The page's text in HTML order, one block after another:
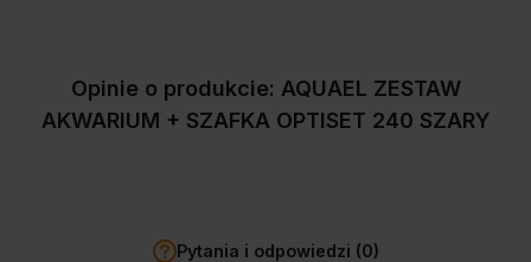
Opinie o produkcie: AQUAEL ZESTAW
AKWARIUM + SZAFKA OPTISET 240 SZARY
Pytania i odpowiedzi (0)